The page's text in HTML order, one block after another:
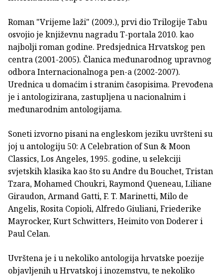
Roman "Vrijeme laži" (2009.), prvi dio Trilogije Tabu
osvojio je književnu nagradu T-portala 2010. kao
najbolji ro­man godine. Predsjednica Hrvatskog pen
centra (2001-2005). Članica međunarodnog upravnog
odbora Internacionalnoga pen-a (2002-2007).
Urednica u domaćim i stranim časopisima. Prevođena
je i antologizirana, zastupljena u nacionalnim i
međunarodnim antologijama.
Soneti izvorno pisani na en­gleskom jeziku uvršteni su
joj u antologiju 50: A Celebration of Sun & Moon
Classics, Los Angeles, 1995. godine, u selekciji
svjetskih klasika kao što su Andre du Bouchet, Tristan
Tzara, Mohamed Choukri, Raymond Queneau, Liliane
Giraudon, Armand Gatti, F. T. Marinetti, Milo de
Angelis, Rosita Copi­oli, Alfredo Giuliani, Friederike
Mayrocker, Kurt Schwitters, Heimito von Doderer i
Paul Celan.
Uvrštena je i u nekoliko antologija hrvatske poezije
objavljenih u Hrvatskoj i inozem­stvu, te nekoliko